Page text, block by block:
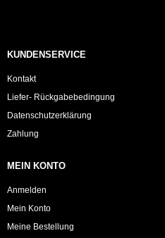
KUNDENSERVICE
Kontakt
Liefer- Rückgabebedingung
Datenschutzerklärung
Zahlung
MEIN KONTO
Anmelden
Mein Konto
Meine Bestellung